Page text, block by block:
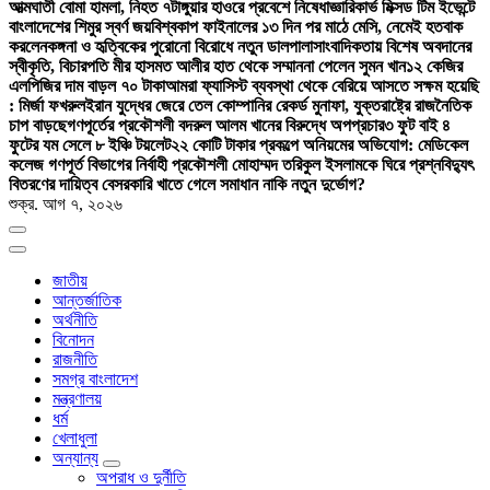
আত্মঘাতী বোমা হামলা, নিহত ৭টাঙ্গুয়ার হাওরে প্রবেশে নিষেধাজ্ঞারিকার্ভ মিক্সড টিম ইভেন্টে
বাংলাদেশের শিমুর স্বর্ণ জয়বিশ্বকাপ ফাইনালের ১৩ দিন পর মাঠে মেসি, নেমেই হতবাক
করলেনকঙ্গনা ও হৃত্বিকের পুরোনো বিরোধে নতুন ডালপালাসাংবাদিকতায় বিশেষ অবদানের
স্বীকৃতি, বিচারপতি মীর হাসমত আলীর হাত থেকে সম্মাননা পেলেন সুমন খান১২ কেজির
এলপিজির দাম বাড়ল ৭০ টাকাআমরা ফ্যাসিস্ট ব্যবস্থা থেকে বেরিয়ে আসতে সক্ষম হয়েছি
: মির্জা ফখরুলইরান যুদ্ধের জেরে তেল কোম্পানির রেকর্ড মুনাফা, যুক্তরাষ্ট্রে রাজনৈতিক
চাপ বাড়ছেগণপূর্তের প্রকৌশলী বদরুল আলম খানের বিরুদ্ধে অপপ্রচার৩ ফুট বাই ৪
ফুটের যম সেলে ৮ ইঞ্চি টয়লেট২২ কোটি টাকার প্রকল্পে অনিয়মের অভিযোগ: মেডিকেল
কলেজ গণপূর্ত বিভাগের নির্বাহী প্রকৌশলী মোহাম্মদ তরিকুল ইসলামকে ঘিরে প্রশ্নবিদ্যুৎ
বিতরণের দায়িত্ব বেসরকারি খাতে গেলে সমাধান নাকি নতুন দুর্ভোগ?
শুক্র. আগ ৭, ২০২৬
জাতীয়
আন্তর্জাতিক
অর্থনীতি
বিনোদন
রাজনীতি
সমগ্র বাংলাদেশ
মন্ত্রণালয়
ধর্ম
খেলাধুলা
অন্যান্য
অপরাধ ও দুর্নীতি